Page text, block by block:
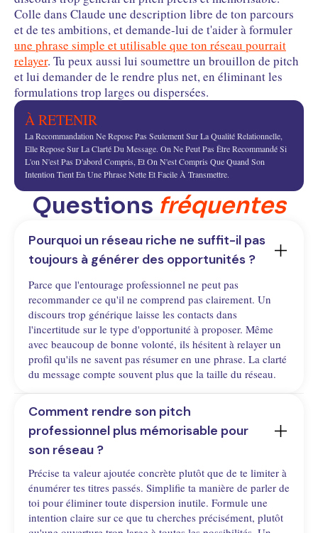
Colle dans Claude une description libre de ton parcours
et de tes ambitions, et demande-lui de t'aider à formuler
une phrase simple et utilisable que ton réseau pourrait
relayer. Tu peux aussi lui soumettre un brouillon de pitch
et lui demander de le rendre plus net, en éliminant les
formulations trop larges ou dispersées.
À RETENIR
La Recommandation Ne Repose Pas Seulement Sur La Qualité Relationnelle,
Elle Repose Sur La Clarté Du Message. On Ne Peut Pas Être Recommandé Si
L'on N'est Pas D'abord Compris, Et On N'est Compris Que Quand Son
Intention Tient En Une Phrase Nette Et Facile À Transmettre.
Questions fréquentes
Pourquoi un réseau riche ne suffit-il pas
toujours à générer des opportunités ?
Parce que l'entourage professionnel ne peut pas
recommander ce qu'il ne comprend pas clairement. Un
discours trop générique laisse les contacts dans
l'incertitude sur le type d'opportunité à proposer. Même
avec beaucoup de bonne volonté, ils hésitent à relayer un
profil qu'ils ne savent pas résumer en une phrase. La clarté
du message compte souvent plus que la taille du réseau.
Comment rendre son pitch
professionnel plus mémorisable pour
son réseau ?
Précise ta valeur ajoutée concrète plutôt que de te limiter à
énumérer tes titres passés. Simplifie ta manière de parler de
toi pour éliminer toute dispersion inutile. Formule une
intention claire sur ce que tu cherches précisément, plutôt